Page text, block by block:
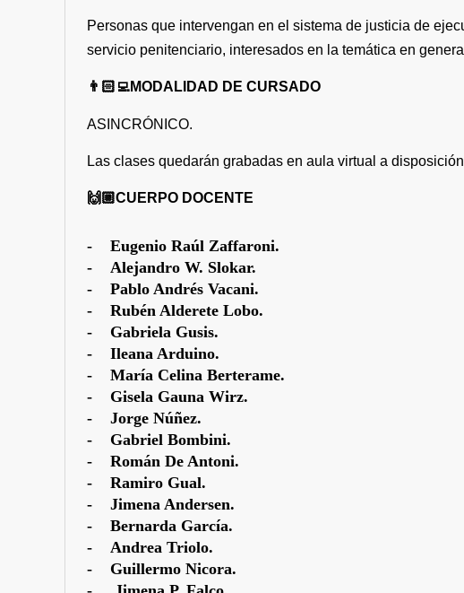
Personas que intervengan en el sistema de justicia de
servicio penitenciario, interesados en la temática en
👨🏻‍💻MODALIDAD DE CURSADO
ASINCRÓNICO.
Las clases quedarán grabadas en aula virtual a
🙌🏼CUERPO DOCENTE
- Eugenio Raúl Zaffaroni.
- Alejandro W. Slokar.
- Pablo Andrés Vacani.
- Rubén Alderete Lobo.
- Gabriela Gusis.
- Ileana Arduino.
- María Celina Berterame.
- Gisela Gauna Wirz.
- Jorge Núñez.
- Gabriel Bombini.
- Román De Antoni.
- Ramiro Gual.
- Jimena Andersen.
- Bernarda García.
- Andrea Triolo.
- Guillermo Nicora.